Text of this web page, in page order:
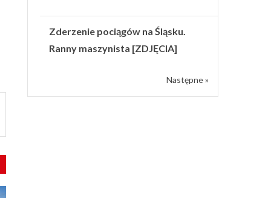
Zderzenie pociągów na Śląsku.
Ranny maszynista [ZDJĘCIA]
Następne »